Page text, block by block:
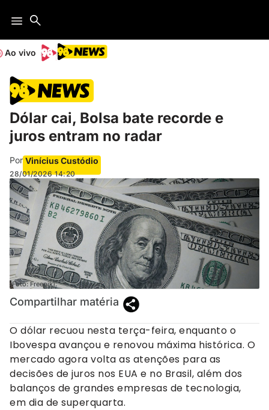
Ao vivo
Dólar cai, Bolsa bate recorde e
juros entram no radar
Por Vinícius Custódio
28/01/2026 14:20
(Foto: Freepik).
Compartilhar matéria
O dólar recuou nesta terça-feira, enquanto o
Ibovespa avançou e renovou máxima histórica. O
mercado agora volta as atenções para as
decisões de juros nos EUA e no Brasil, além dos
balanços de grandes empresas de tecnologia,
em dia de superquarta.